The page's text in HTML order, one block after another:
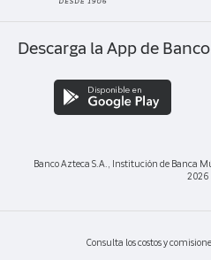
Descarga la App de
Banco Azteca S.A., Institución de Banca
2026
Consulta los costos y